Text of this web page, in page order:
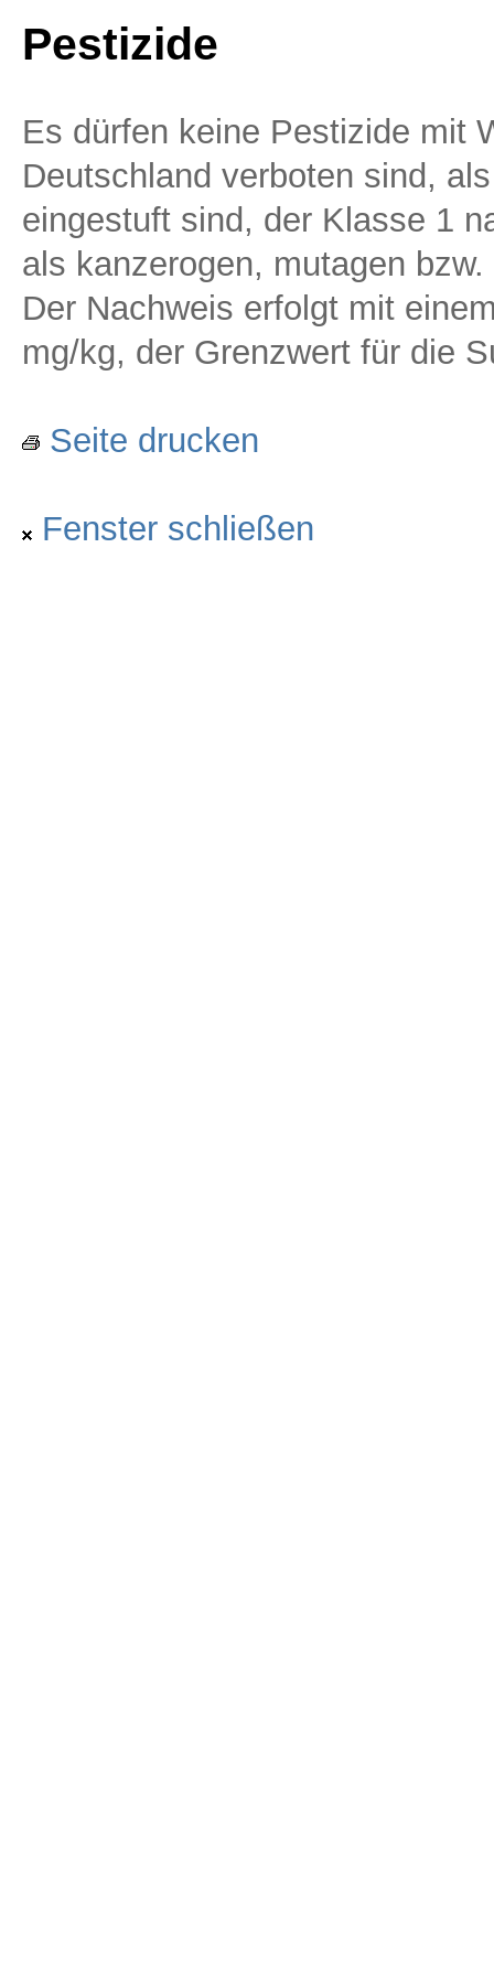
Pestizide
Es dürfen keine Pestizide mit
Deutschland verboten sind,
eingestuft sind, der Klasse 1
als kanzerogen, mutagen
Der Nachweis erfolgt mit
mg/kg, der Grenzwert für die
Seite drucken
Fenster schließen